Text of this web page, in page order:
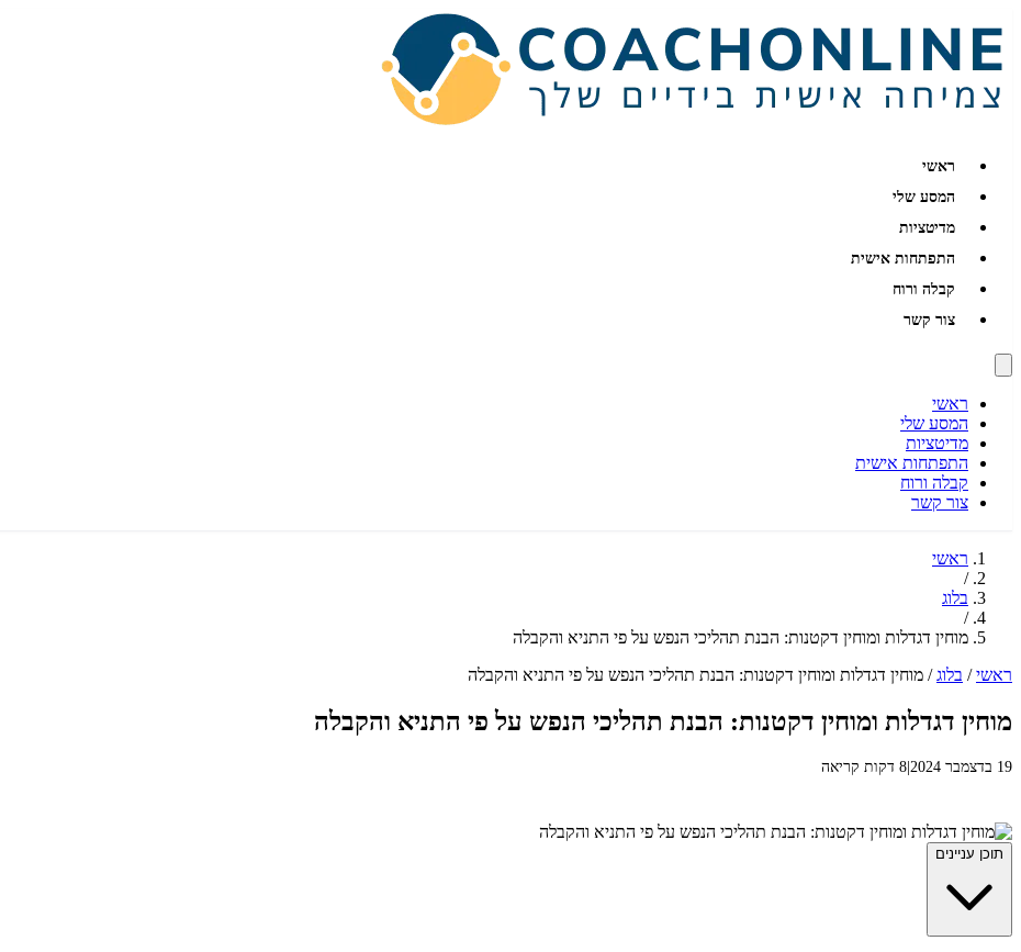
ראשי
המסע שלי
מדיטציות
התפתחות אישית
קבלה ורוח
צור קשר
ראשי
המסע שלי
מדיטציות
התפתחות אישית
קבלה ורוח
צור קשר
ראשי
/
בלוג
/
מוחין דגדלות ומוחין דקטנות: הבנת תהליכי הנפש על פי התניא והקבלה
ראשי / בלוג / מוחין דגדלות ומוחין דקטנות: הבנת תהליכי הנפש על פי התניא והקבלה
מוחין דגדלות ומוחין דקטנות: הבנת תהליכי הנפש על פי התניא והקבלה
19 בדצמבר 2024 8 דקות קריאה
תוכן עניינים